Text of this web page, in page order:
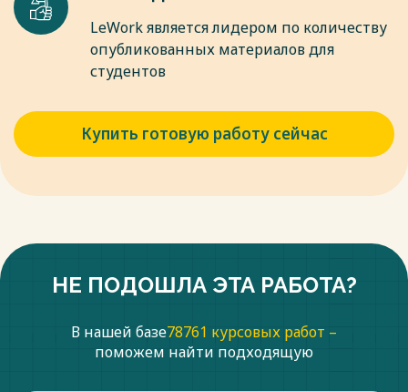
LeWork является лидером по количеству
опубликованных материалов для
студентов
Купить готовую работу сейчас
НЕ ПОДОШЛА ЭТА РАБОТА?
В нашей базе78761 курсовых работ –
поможем найти подходящую